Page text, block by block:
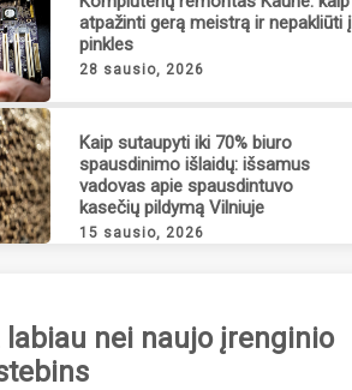
atpažinti gerą meistrą ir nepakliūti į
pinkles
28 sausio, 2026
Kaip sutaupyti iki 70% biuro
spausdinimo išlaidų: išsamus
vadovas apie spausdintuvo
kasečių pildymą Vilniuje
15 sausio, 2026
nei naujo įrenginio